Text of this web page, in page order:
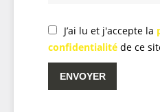
J’ai lu et j'accepte la
confidentialité de ce
ENVOYER